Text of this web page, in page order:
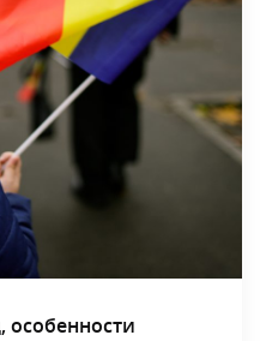
особенности